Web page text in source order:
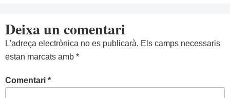
Deixa un comentari
L'adreça electrònica no es publicarà. Els camps necessaris
estan marcats amb *
Comentari *